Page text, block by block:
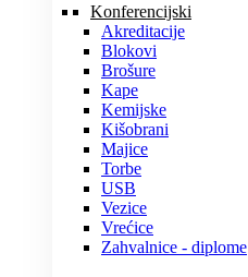
Konferencijski
Akreditacije
Blokovi
Brošure
Kape
Kemijske
Kišobrani
Majice
Torbe
USB
Vezice
Vrećice
Zahvalnice - diplome